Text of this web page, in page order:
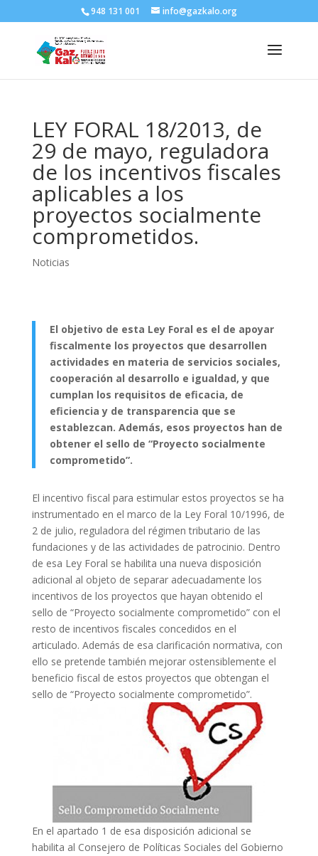
948 131 001 info@gazkalo.org
LEY FORAL 18/2013, de
29 de mayo, reguladora
de los incentivos fiscales
aplicables a los
proyectos socialmente
comprometidos.
Noticias
El objetivo de esta Ley Foral es el de apoyar
fiscalmente los proyectos que desarrollen
actividades en materia de servicios sociales,
cooperación al desarrollo e igualdad, y que
cumplan los requisitos de eficacia, de
eficiencia y de transparencia que se
establezcan. Además, esos proyectos han de
obtener el sello de “Proyecto socialmente
comprometido”.
El incentivo fiscal para estimular estos proyectos se ha
instrumentado en el marco de la Ley Foral 10/1996, de
2 de julio, reguladora del régimen tributario de las
fundaciones y de las actividades de patrocinio. Dentro
de esa Ley Foral se habilita una nueva disposición
adicional al objeto de separar adecuadamente los
incentivos de los proyectos que hayan obtenido el
sello de “Proyecto socialmente comprometido” con el
resto de incentivos fiscales concedidos en el
articulado. Además de esa clarificación normativa, con
ello se pretende también mejorar ostensiblemente el
beneficio fiscal de estos proyectos que obtengan el
sello de “Proyecto socialmente comprometido”.
En el apartado 1 de esa disposición adicional se
habilita al Consejero de Políticas Sociales del Gobierno